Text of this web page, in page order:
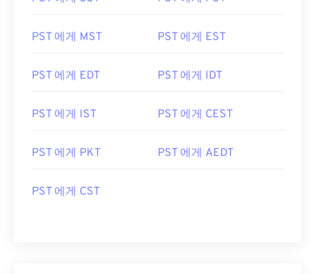
PST 에게 MST PST 에게 EST
PST 에게 EDT PST 에게 IDT
PST 에게 IST PST 에게 CEST
PST 에게 PKT PST 에게 AEDT
PST 에게 CST